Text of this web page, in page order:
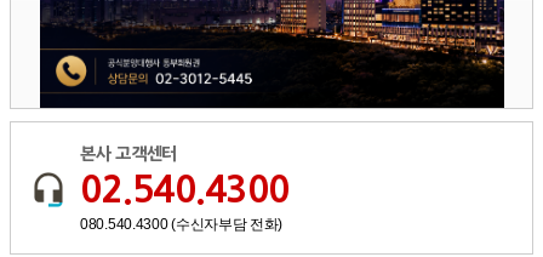
본사 고객센터
02.540.4300
080.540.4300 (수신자부담 전화)